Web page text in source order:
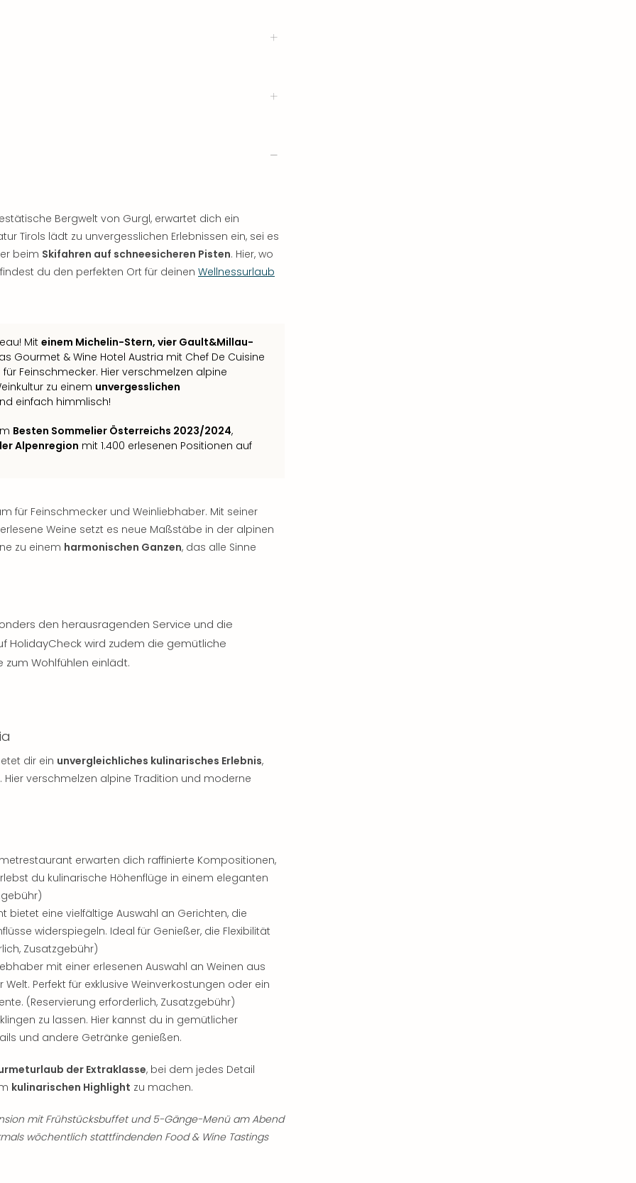
Bergwelt von Gurgl, erwartet dich ein
Tirols lädt zu unvergesslichen Erlebnissen ein, sei es
beim Skifahren auf schneesicheren Pisten. Hier, wo
du den perfekten Ort für deinen Wellnessurlaub
Mit einem Michelin-Stern, vier Gault&Millau-
Gourmet & Wine Hotel Austria mit Chef De Cuisine
Feinschmecker. Hier verschmelzen alpine
zu einem unvergesslichen
einfach himmlisch!
Besten Sommelier Österreichs 2023/2024,
Alpenregion mit 1.400 erlesenen Positionen auf
für Feinschmecker und Weinliebhaber. Mit seiner
Weine setzt es neue Maßstäbe in der alpinen
zu einem harmonischen Ganzen, das alle Sinne
den herausragenden Service und die
HolidayCheck wird zudem die gemütliche
Wohlfühlen einlädt.
dir ein unvergleichliches kulinarisches Erlebnis,
verschmelzen alpine Tradition und moderne
erwarten dich raffinierte Kompositionen,
du kulinarische Höhenflüge in einem eleganten
bietet eine vielfältige Auswahl an Gerichten, die
widerspiegeln. Ideal für Genießer, die Flexibilität
Zusatzgebühr)
mit einer erlesenen Auswahl an Weinen aus
Perfekt für exklusive Weinverkostungen oder ein
(Reservierung erforderlich, Zusatzgebühr)
zu lassen. Hier kannst du in gemütlicher
und andere Getränke genießen.
der Extraklasse, bei dem jedes Detail
kulinarischen Highlight zu machen.
mit Frühstücksbuffet und 5-Gänge-Menü am Abend
wöchentlich stattfindenden Food & Wine Tastings